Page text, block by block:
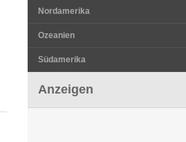
Nordamerika
Ozeanien
Südamerika
Anzeigen